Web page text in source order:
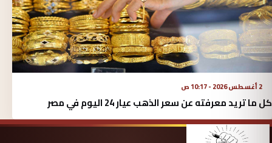
2 أغسطس 2026 - 10:17 ص
كل ما تريد معرفته عن سعر الذهب عيار 24 اليوم في مصر